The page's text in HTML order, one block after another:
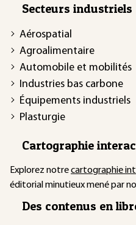
Secteurs industriels
Aérospatial
Agroalimentaire
Automobile et mobilités
Industries bas carbone
Équipements industriels
Plasturgie
Cartographie
Explorez notrecartographie
éditorial minutieux mené par
Des contenus en